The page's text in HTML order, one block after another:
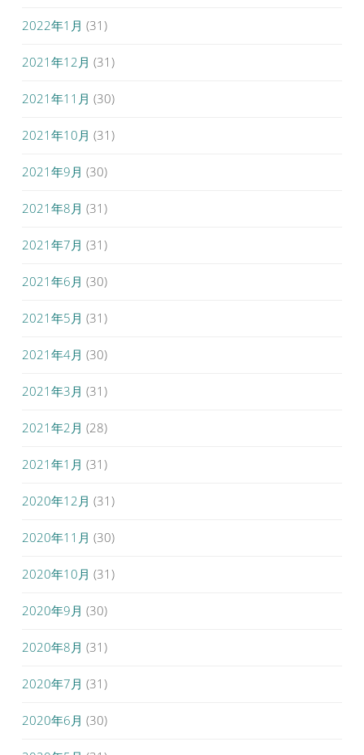
2022年1月 (31)
2021年12月 (31)
2021年11月 (30)
2021年10月 (31)
2021年9月 (30)
2021年8月 (31)
2021年7月 (31)
2021年6月 (30)
2021年5月 (31)
2021年4月 (30)
2021年3月 (31)
2021年2月 (28)
2021年1月 (31)
2020年12月 (31)
2020年11月 (30)
2020年10月 (31)
2020年9月 (30)
2020年8月 (31)
2020年7月 (31)
2020年6月 (30)